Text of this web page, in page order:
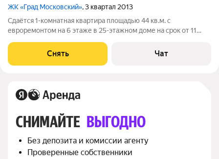
ЖК «Град Московский», 3 квартал 2013
Сдаётся 1-комнатная квартира площадью 44 кв.м. с
евроремонтом на 6 этаже в 25-этажном доме на срок от 11
Стиральная машина Холодильник Кондиционер Пылесос Дом -
монолитный, окна выходят во двор.
Снять Чат
СНИМАЙТЕ ВЫГОДНО
Без депозита и комиссии агенту
Проверенные собственники